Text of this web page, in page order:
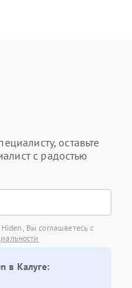
оставьте
с радостью
Вы соглашаетесь с
в Калуге: